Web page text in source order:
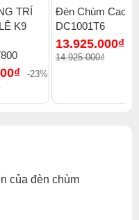
và khuyến mãi của
chùm treo thả,
sạn
TRÍ
K9
-23%
Đèn Chùm Cao
DC1001T6
13.925.000₫
14.925.000₫
của đèn chùm